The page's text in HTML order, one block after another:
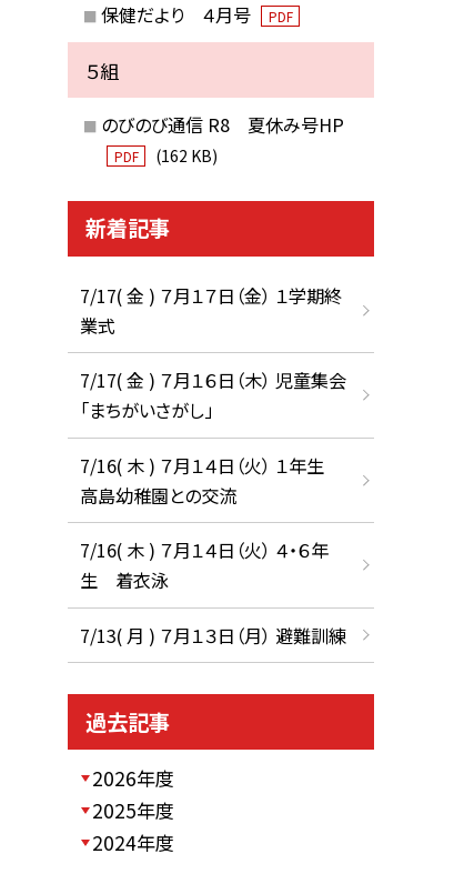
保健だより ４月号 PDF
５組
のびのび通信 R8 夏休み号HP
PDF (162 KB)
新着記事
7/17( 金 ) ７月１７日（金） １学期終
業式
7/17( 金 ) ７月１６日（木） 児童集会
「まちがいさがし」
7/16( 木 ) ７月１４日（火） １年生
高島幼稚園との交流
7/16( 木 ) ７月１４日（火） ４・６年
生 着衣泳
7/13( 月 ) ７月１３日（月） 避難訓練
過去記事
2026年度
2025年度
2024年度